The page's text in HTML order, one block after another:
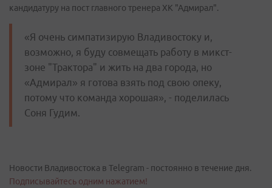
кандидатуру на пост главного тренера ХК "Адмирал".
«Я очень симпатизирую Владивостоку и,
возможно, я буду совмещать работу в микст-
зоне "Трактора" и жить на два города, но
«Адмирал» я готова взять под свою опеку,
потому что команда хорошая», - поделилась
Соня Гудим.
Новости Владивостока в Telegram - постоянно в течение дня.
Подписывайтесь одним нажатием!